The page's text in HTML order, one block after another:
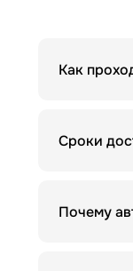
Как
Сроки
Почему